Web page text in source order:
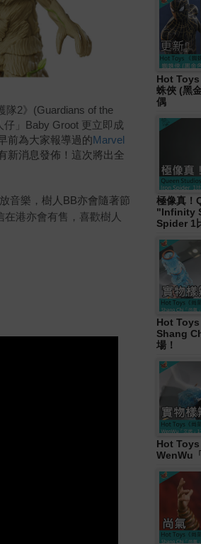
隊2》 (Guardians of the
」
Baby Groot 更立即成
前為大家報導過的Marvel
新消息發佈！ 這次將出全
音樂， 樹人BB亦會隨著節
在港亦會有售，喜歡樹人
Hot Toys
蛛俠 (黑
偶
極像真！
"Infinity
Spider 1
Hot Toys
Shang
場！
Hot Toys
WenWu